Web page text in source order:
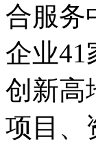
合服务
企业41
创新高
项目、